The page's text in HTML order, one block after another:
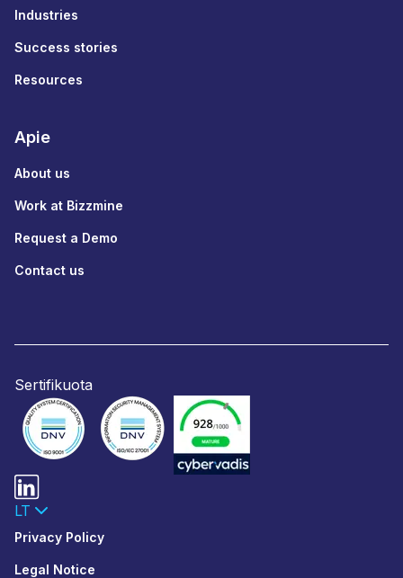
Industries
Success stories
Resources
Apie
About us
Work at Bizzmine
Request a Demo
Contact us
Sertifikuota
LT
Privacy Policy
Legal Notice